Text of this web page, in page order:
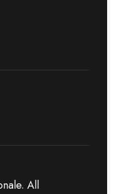
All